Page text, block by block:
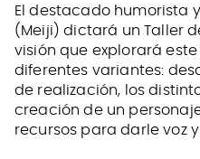
El destacado humorista
(Meiji) dictará un Taller
visión que explorará
diferentes variantes:
de realización, los
creación de un
recursos para darle voz y